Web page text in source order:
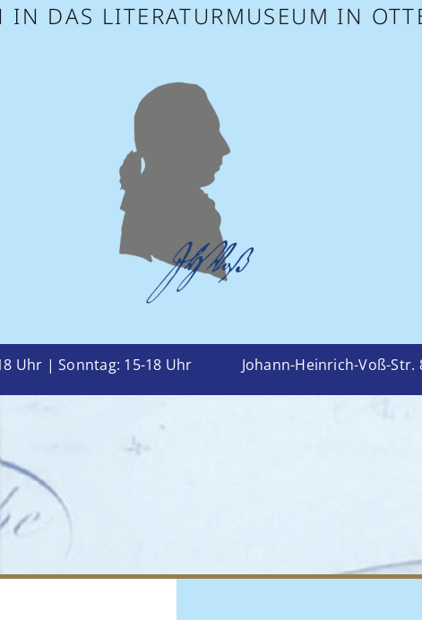
IN DAS LITERATURMUSEUM IN
18 Uhr | Sonntag: 15-18 Uhr Johann-Heinrich-Voß-Str.